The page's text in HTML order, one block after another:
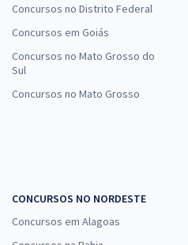
Concursos no Distrito Federal
Concursos em Goiás
Concursos no Mato Grosso do
Sul
Concursos no Mato Grosso
CONCURSOS NO NORDESTE
Concursos em Alagoas